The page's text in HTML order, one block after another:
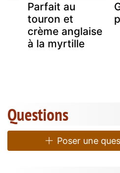
Parfait au
touron et
crème anglaise
à la myrtille
Questions
Poser une